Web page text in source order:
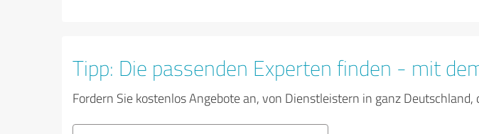
Tipp: Die passenden Experten finden - mit
Fordern Sie kostenlos Angebote an, von Dienstleistern in ganz